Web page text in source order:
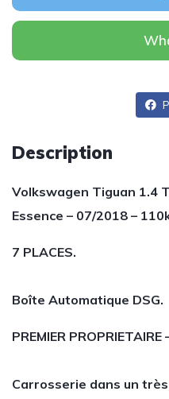
Description
Volkswagen Tiguan 1.4
Essence – 07/2018 –
7 PLACES.
Boîte Automatique DSG.
PREMIER PROPRIETAIRE
Carrosserie dans un